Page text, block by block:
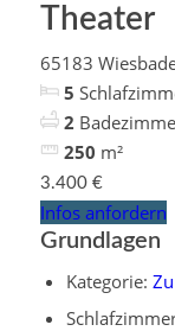
Theater
65183
5
2
250 m²
3.400 €
Infos anfordern
Grundlagen
Kategorie: